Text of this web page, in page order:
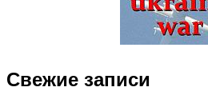
Свежие записи